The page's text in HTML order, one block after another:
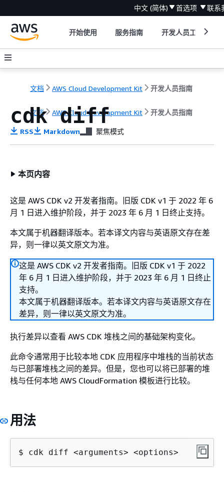
中文 (简体) 首选项 联系
开始使用 服务指南 开发人员工具
文档 AWS Cloud Development Kit 开发人员指南
文档 AWS Cloud Development Kit 开发人员指南
cdk diff
RSS Markdown 聚焦模式
本页内容
这是 AWS CDK v2 开发者指南。旧版 CDK v1 于 2022 年 6
月 1 日进入维护阶段，并于 2023 年 6 月 1 日终止支持。
本文属于机器翻译版本。若本译文内容与英语原文存在差
异，则一律以英文原文为准。
这是 AWS CDK v2 开发者指南。旧版 CDK v1 于 2022
年 6 月 1 日进入维护阶段，并于 2023 年 6 月 1 日终止
支持。
本文属于机器翻译版本。若本译文内容与英语原文存在
差异，则一律以英文原文为准。
执行差异以查看 AWS CDK 堆栈之间的基础架构变化。
此命令通常用于比较本地 CDK 应用程序中堆栈的当前状态
与已部署堆栈之间的差异。但是，您也可以将已部署的堆
栈与任何本地 AWS CloudFormation 模板进行比较。
用法
$ cdk diff <arguments> <options>